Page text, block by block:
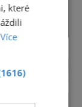
které
Více